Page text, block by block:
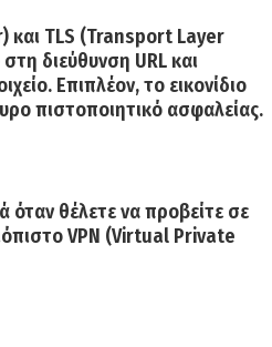
και TLS (Transport Layer
διεύθυνση URL και
Επιπλέον, το εικονίδιο
πιστοποιητικό ασφαλείας.
όταν θέλετε να προβείτε σε
VPN (Virtual Private